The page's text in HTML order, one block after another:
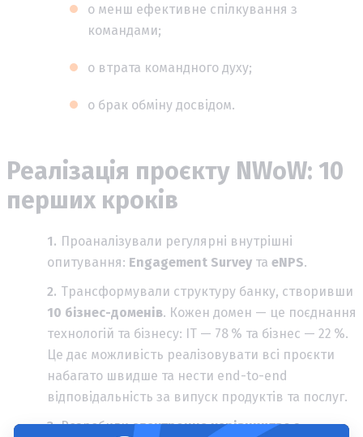
o менш ефективне спілкування з
командами;
o втрата командного духу;
o брак обміну досвідом.
Реалізація проєкту NWoW: 10
перших кроків
Проаналізували регулярні внутрішні
опитування: Engagement Survey та eNPS.
Трансформували структуру банку, створивши
10 бізнес-доменів. Кожен домен — це поєднання
технологій та бізнесу: ІТ — 78 % та бізнес — 22 %.
Це дає можливість реалізовувати всі проєкти
набагато швидше та нести end-to-end
відповідальність за випуск продуктів та послуг.
Розробилиелектронне керівництвоз